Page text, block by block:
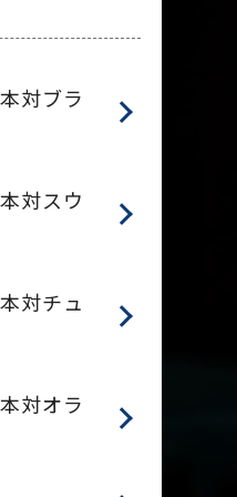
対ブラ
対スウ
対チュ
対オラ